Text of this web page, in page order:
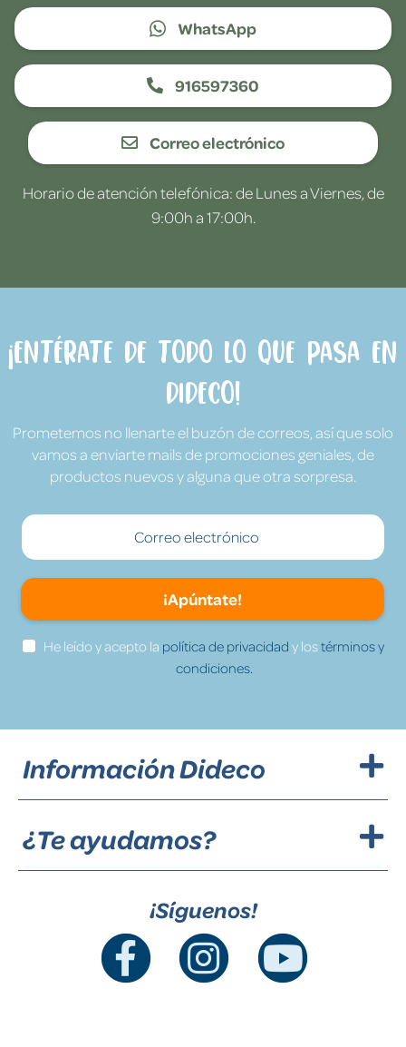
WhatsApp
916597360
Correo electrónico
Horario de atención telefónica: de Lunes a Viernes, de
9:00h a 17:00h.
¡Entérate de todo lo que pasa en
Dideco!
Prometemos no llenarte el buzón de correos, así que solo
vamos a enviarte mails de promociones geniales, de
productos nuevos y alguna que otra sorpresa.
¡Apúntate!
He leído y acepto la política de privacidad y lostérminos y
condiciones.
Información Dideco
¿Te ayudamos?
¡Síguenos!